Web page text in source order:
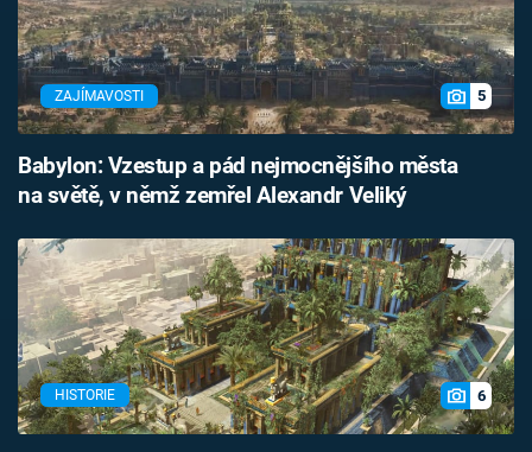
ZAJÍMAVOSTI 5
Babylon: Vzestup a pád nejmocnějšího města
na světě, v němž zemřel Alexandr Veliký
HISTORIE 6